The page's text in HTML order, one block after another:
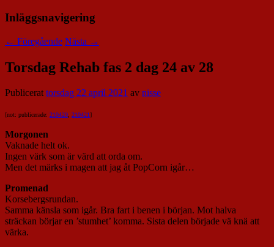
Inläggsnavigering
← Föregående Nästa →
Torsdag Rehab fas 2 dag 24 av 28
Publicerattorsdag 22 april 2021 av nisse
[not: publicerade: 210420, 210421]
Morgonen
Vaknade helt ok.
Ingen värk som är värd att orda om.
Men det märks i magen att jag åt PopCorn igår…
Promenad
Korsebergsrundan.
Samma känsla som igår. Bra fart i benen i början. Mot halva
sträckan börjar en ’stumhet’ komma. Sista delen började vä knä att
värka.